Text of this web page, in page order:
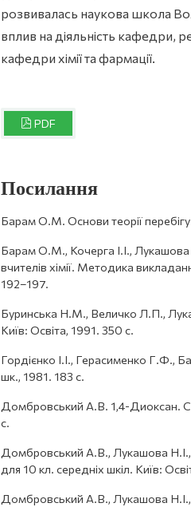
розвивалась наукова школа
вплив на діяльність кафедри,
кафедри хімії та фармації.
PDF
Посилання
Барам О.М. Основи теорії
Барам О.М., Кочерга І.І., Лукашова
вчителів хімії. Методика
192–197.
Буринська Н.М., Величко Л.П.,
Київ: Освіта, 1991. 350 с.
Гордієнко І.І., Герасименко Г.Ф.,
шк., 1981. 183 с.
Домбровський А.В. 1,4-Диоксан.
с.
Домбровський А.В., Лукашова Н.І.,
для 10 кл. середніх шкіл. Київ:
Домбровський А.В., Лукашова Н.І.,